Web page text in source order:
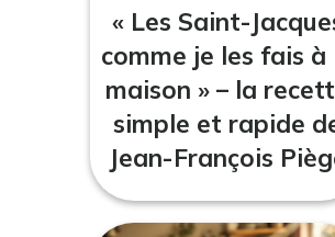
« Les Saint-
comme je les fais à
maison » – la
simple et rapide
Jean-François